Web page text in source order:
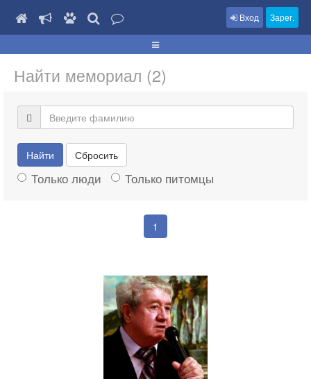
Вход Зарег.
Найти мемориал (2)
Найти Сбросить
Только люди Только питомцы
1